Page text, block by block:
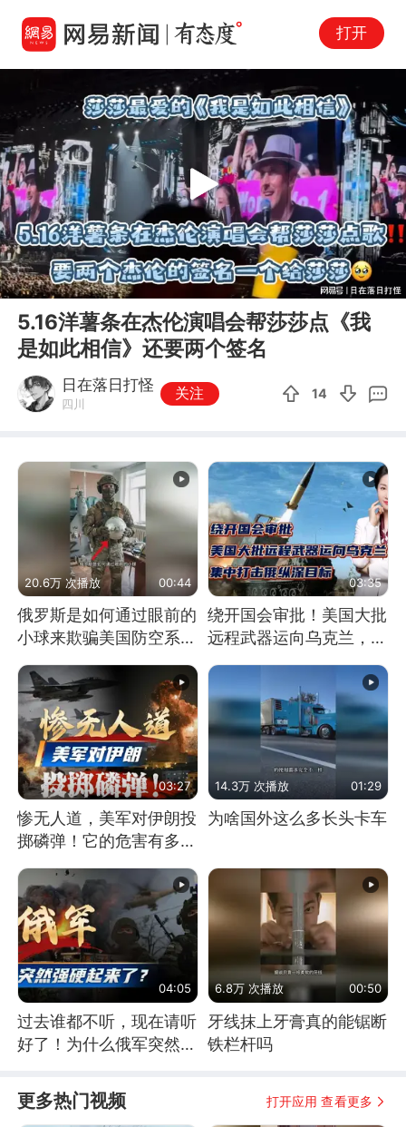
打开
00:00 02:36
Play
5.16洋薯条在杰伦演唱会帮莎莎点《我
是如此相信》还要两个签名
日在落日打怪
四川
关注 14
20.6万 次播放 00:44
俄罗斯是如何通过眼前的
小球来欺骗美国防空系统
的
03:35
绕开国会审批！美国大批
远程武器运向乌克兰，集
中打击俄纵深目标
03:27
惨无人道，美军对伊朗投
掷磷弹！它的危害有多
14.3万 次播放 01:29
为啥国外这么多长头卡车
04:05
过去谁都不听，现在请听
好了！为什么俄军突然强
6.8万 次播放 00:50
牙线抹上牙膏真的能锯断
铁栏杆吗
更多热门视频 打开应用 查看更多